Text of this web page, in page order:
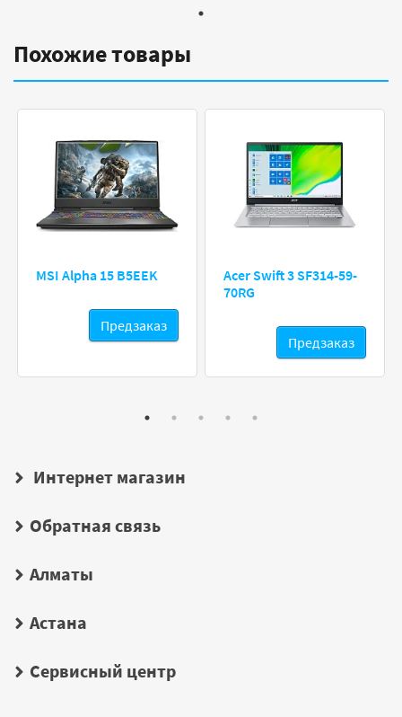
Похожие товары
MSI Alpha 15 B5EEK
Предзаказ
Acer Swift 3 SF314-59-
70RG
Предзаказ
Интернет магазин
Обратная связь
Алматы
Астана
Сервисный центр